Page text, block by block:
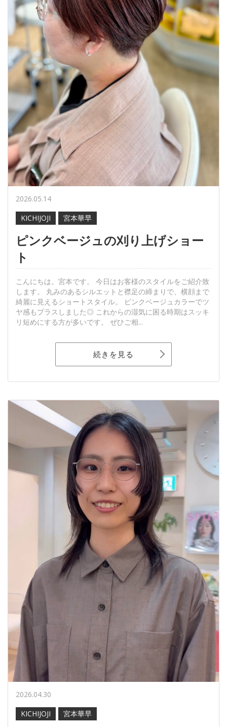
2026.05.14
KICHIJOJI
宮本華早
ピンクベージュの刈り上げショー
ト
こんにちは。宮本です。 今日はお客様のスタイルをご紹介致
します。 丸みのあるシルエットと襟足の締まりで、横顔まで
綺麗に見えるショートスタイル。 ピンクベージュカラーでツ
ヤ感もプラスしました◎ これからの湿気に困る時期はスッキ
リ短めにする方が多いです。 ぜひご相...
続きを見る
2026.04.30
KICHIJOJI
宮本華早